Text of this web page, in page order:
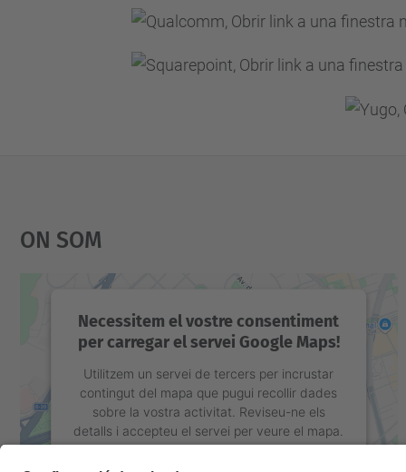
On Som
Necessitem el vostre consentiment
per carregar el servei Google Maps!
Utilitzem un servei de tercers per incrustar
contingut del mapa que pugui recollir dades
sobre la vostra activitat. Reviseu-ne els
detalls i accepteu el servei per veure el mapa.